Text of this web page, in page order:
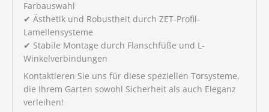
Farbauswahl
✔ Ästhetik und Robustheit durch ZET-Profil-
Lamellensysteme
✔ Stabile Montage durch Flanschfüße und L-
Winkelverbindungen
Kontaktieren Sie uns für diese speziellen Torsysteme,
die Ihrem Garten sowohl Sicherheit als auch Eleganz
verleihen!